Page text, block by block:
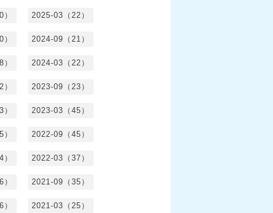
2025-03（22）
2024-09（21）
2024-03（22）
2023-09（23）
2023-03（45）
2022-09（45）
2022-03（37）
2021-09（35）
2021-03（25）